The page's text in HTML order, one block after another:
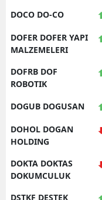
DOCO DO-CO
DOFER DOFER YAPI
MALZEMELERI
DOFRB DOF
ROBOTIK
DOGUB DOGUSAN
DOHOL DOGAN
HOLDING
DOKTA DOKTAS
DOKUMCULUK
DSTKF DESTEK